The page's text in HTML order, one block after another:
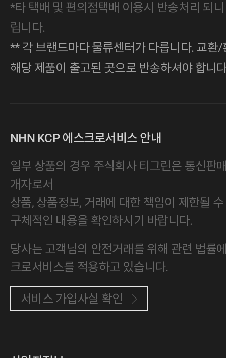
*타 택배 및 편의점택배 이용시 반송처리 되
립니다.
** 각 브랜드마다 물류센터가 다릅니다. 교환
해당 제품이 출고된 곳으로 반송하셔야 합니
NHN KCP 에스크로서비스 안내
일부 상품의 경우 주식회사 티그린은 통신판
개자로서
상품, 상품정보, 거래에 대한 책임이 제한될
구체적인 내용을 확인하시기 바랍니다.
당사는 고객님의 안전거래를 위해 관련 법률
크로서비스를 적용하고 있습니다.
서비스 가입사실 확인